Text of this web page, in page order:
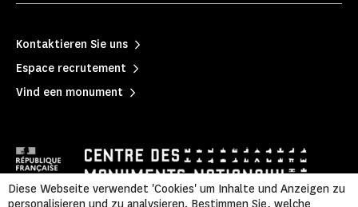
Kontaktieren Sie uns
Espace recrutement
Vind een monument
Diese Webseite verwendet 'Cookies' um Inhalte und Anzeigen zu